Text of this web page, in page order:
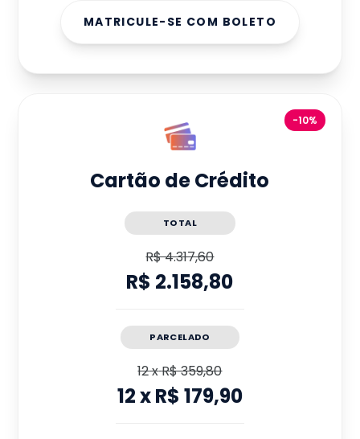
MATRICULE-SE COM BOLETO
-10%
Cartão de Crédito
TOTAL
R$ 4.317,60
R$ 2.158,80
PARCELADO
12xR$ 359,80
12xR$ 179,90